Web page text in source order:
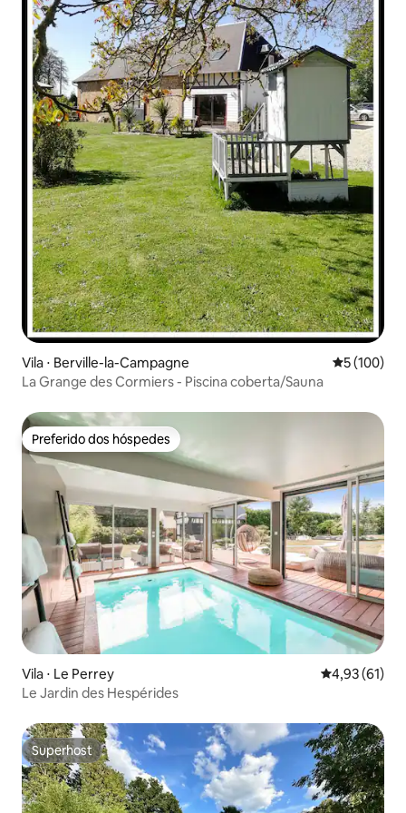
Vila ⋅ Berville-la-Campagne 5 de uma
5 (100)
La Grange des Cormiers - Piscina coberta/Sauna
Preferido dos hóspedes
Preferido dos hóspedes
Vila ⋅ Le Perrey 4,93 de uma
4,93 (61)
Le Jardin des Hespérides
Superhost
Superhost